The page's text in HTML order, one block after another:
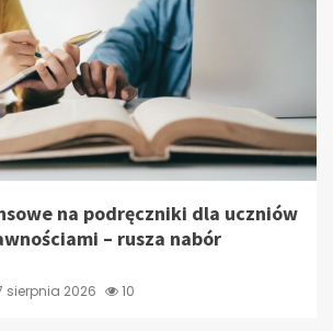
na podręczniki dla uczniów
– rusza nabór
sierpnia 2026 10